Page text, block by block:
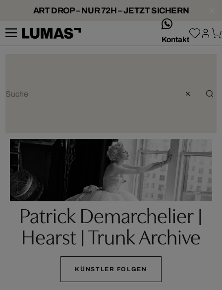
ART DROP – NUR 72H – JETZT SICHERN
Kontakt
Patrick Demarchelier |
Hearst | Trunk Archive
KÜNSTLER FOLGEN